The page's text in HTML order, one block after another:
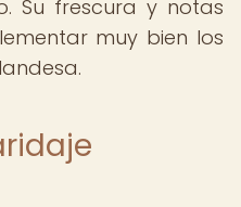
Su frescura y notas
muy bien los